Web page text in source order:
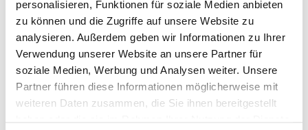
personalisieren, Funktionen für soziale Medien anbieten
zu können und die Zugriffe auf unsere Website zu
analysieren. Außerdem geben wir Informationen zu Ihrer
Verwendung unserer Website an unsere Partner für
soziale Medien, Werbung und Analysen weiter. Unsere
Partner führen diese Informationen möglicherweise mit
weiteren Daten zusammen, die Sie ihnen bereitgestellt
für Menschen mit viel Geduld und Herz für Vierbeiner.
Die Gesundheit eines zu adoptierenden Hundes - worauf
ist zu achten?
Was ist nach der Adoption eines Hundes unter
gesundheitlichen Gesichtspunkten zu beachten? Zuerst muss